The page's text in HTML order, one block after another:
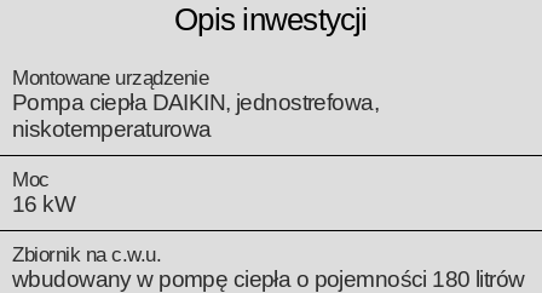
Opis inwestycji
Montowane urządzenie
Pompa ciepła DAIKIN, jednostrefowa,
niskotemperaturowa
Moc
16 kW
Zbiornik na c.w.u.
wbudowany w pompę ciepła o pojemności 180 litrów